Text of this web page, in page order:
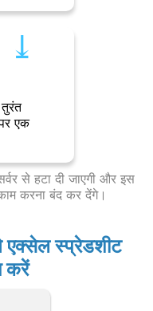
⤓︎
एक
से हटा दी जाएगी और इस
करना बंद कर देंगे।
एक्सेल स्प्रेडशीट
करें